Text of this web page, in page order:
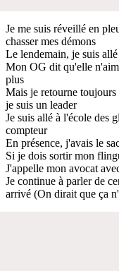
Je me suis réveillé en
chasser mes démons
Le lendemain, je suis
Mon OG dit qu'elle
plus
Mais je retourne toujours
je suis un leader
Je suis allé à l'école des
compteur
En présence, j'avais le
Si je dois sortir mon
J'appelle mon avocat
Je continue à parler de
arrivé (On dirait que ça